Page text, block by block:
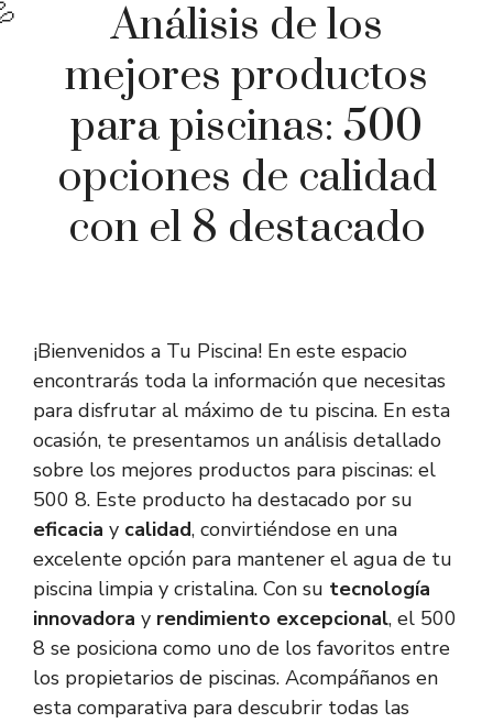
Análisis de los
mejores productos
para piscinas: 500
opciones de calidad
con el 8 destacado
¡Bienvenidos a Tu Piscina! En este espacio
encontrarás toda la información que necesitas
para disfrutar al máximo de tu piscina. En esta
ocasión, te presentamos un análisis detallado
sobre los mejores productos para piscinas: el
500 8. Este producto ha destacado por su
eficacia y calidad, convirtiéndose en una
excelente opción para mantener el agua de tu
piscina limpia y cristalina. Con su tecnología
innovadora y rendimiento excepcional, el 500
8 se posiciona como uno de los favoritos entre
los propietarios de piscinas. Acompáñanos en
esta comparativa para descubrir todas las